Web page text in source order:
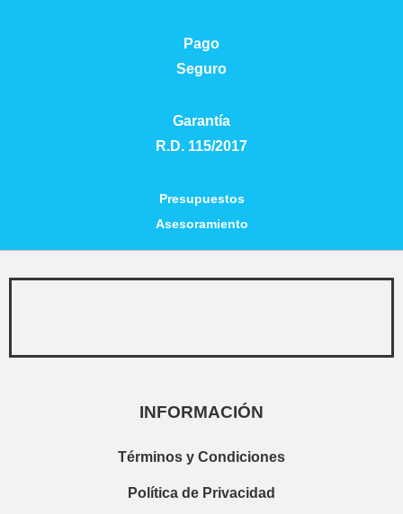
Empieza a escribir para ver resultados.
Ver todos los resultados
Pago
Seguro
Garantía
R.D. 115/2017
Presupuestos
Asesoramiento
INFORMACIÓN
Términos y Condiciones
Política de Privacidad